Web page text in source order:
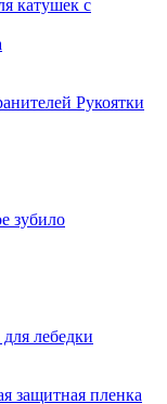
катушек с
Рукоятки
зубило
лебедки